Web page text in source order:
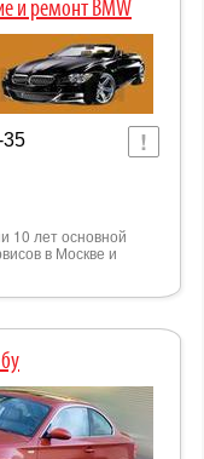
и ремонт BMW
35
10 лет основной
в Москве и